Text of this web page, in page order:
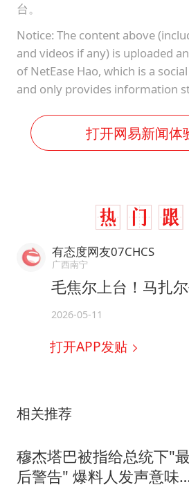
台。
Notice: The content above
and videos if any) is uploaded
of NetEase Hao, which is a
and only provides information
打开网易新闻体
有态度网友07CHCS
广西南宁
毛焦尔上台！马扎
2026-05-11
打开APP发贴
相关推荐
穆杰塔巴被指给总统下"最
后警告" 爆料人发声意味